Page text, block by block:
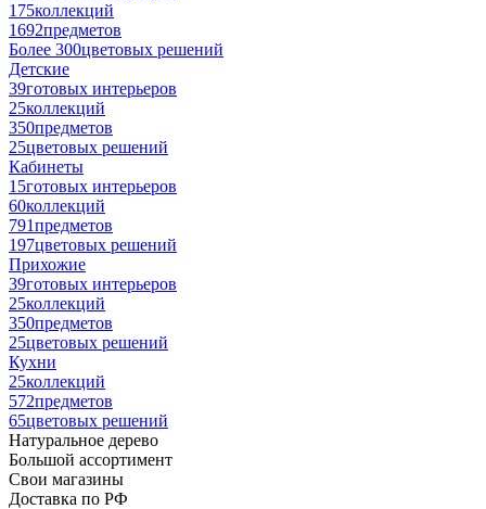
175коллекций
1692предметов
Более 300цветовых решений
Детские
39готовых интерьеров
25коллекций
350предметов
25цветовых решений
Кабинеты
15готовых интерьеров
60коллекций
791предметов
197цветовых решений
Прихожие
39готовых интерьеров
25коллекций
350предметов
25цветовых решений
Кухни
25коллекций
572предметов
65цветовых решений
Натуральное дерево
Большой ассортимент
Свои магазины
Доставка по РФ